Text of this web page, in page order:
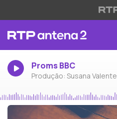
Proms BBC
Produção: Susana Valente